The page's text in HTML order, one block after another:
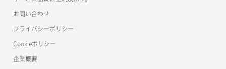
お問い合わせ
プライバシーポリシー
Cookieポリシー
企業概要